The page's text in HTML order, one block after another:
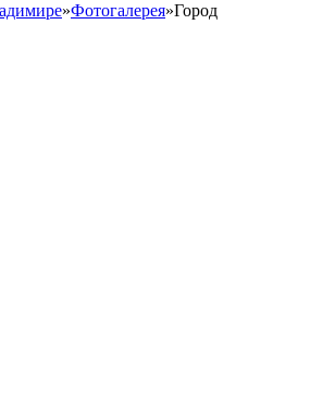
»Фотогалерея»Город